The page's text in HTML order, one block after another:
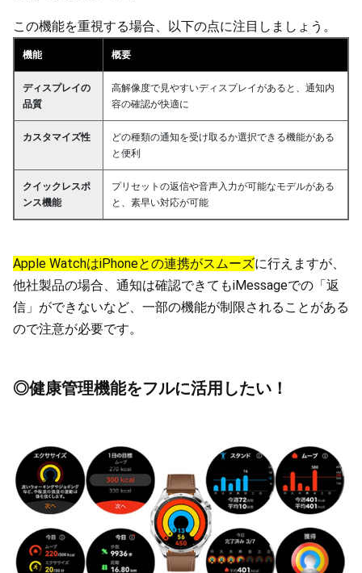
この機能を重視する場合、以下の点に注目しましょう。
機能 概要
ディスプレイの
品質
高解像度で見やすいディスプレイがあると、通知内
容の確認が快適に
カスタマイズ性
どの種類の通知を受け取るか選択できる機能がある
と便利
クイックレスポ
ンス機能
プリセットの返信や音声入力が可能なモデルがある
と、素早い対応が可能
Apple WatchはiPhoneとの連携がスムーズに行えますが、
他社製品の場合、通知は確認できてもiMessageでの「返
信」ができないなど、一部の機能が制限されることがある
ので注意が必要です。
◎健康管理機能をフルに活用したい！